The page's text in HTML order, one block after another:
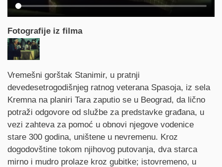
Fotografije iz filma
Synopsis
Vremešni gorštak Stanimir, u pratnji
devedesetrogodišnjeg ratnog veterana Spasoja, iz sela
Kremna na planiri Tara zaputio se u Beograd, da lično
potraži odgovore od službe za predstavke građana, u
vezi zahteva za pomoć u obnovi njegove vodenice
stare 300 godina, uništene u nevremenu. Kroz
dogodovštine tokom njihovog putovanja, dva starca
mirno i mudro prolaze kroz gubitke; istovremeno, u